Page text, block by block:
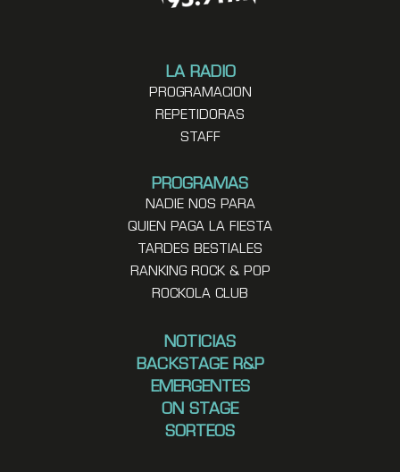
LA RADIO
PROGRAMACION
REPETIDORAS
STAFF
PROGRAMAS
NADIE NOS PARA
QUIEN PAGA LA FIESTA
TARDES BESTIALES
RANKING ROCK & POP
ROCKOLA CLUB
NOTICIAS
BACKSTAGE R&P
EMERGENTES
ON STAGE
SORTEOS